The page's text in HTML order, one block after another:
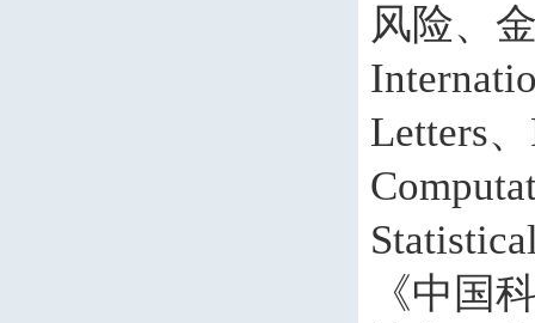
风险、
Letters、
《中国